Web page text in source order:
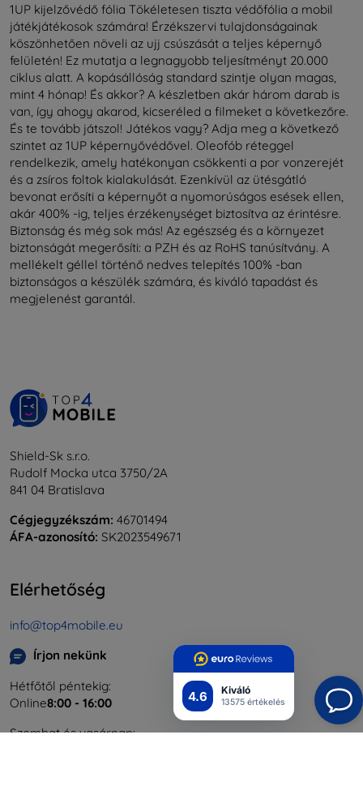
4.6 Kiváló
13575 értékelés
1UP kijelzővédő fólia Tökéletesen tiszta védőfólia a mobil
játékjátékosok számára! Érzékszervi tulajdonságainak
köszönhetően növeli az ujj csúszását a teljes képernyő
felületén! Ez mutatja a legnagyobb teljesítményt 20.000
ciklus alatt. A kopásállóság standard szintje olyan magas,
mint 4 hónap! És akkor? A készletben akár három darab is
van, így ahogy akarod, kicseréled a filmeket a következőre.
És te tovább játszol! Játékos vagy? Adja meg a következő
szintet az 1UP képernyővédővel. Oleofób réteggel
rendelkezik, amely hatékonyan csökkenti a por vonzerejét
és a zsíros foltok kialakulását. Ezenkívül az ütésgátló
bevonat erősíti a képernyőt a nyomorúságos esések ellen,
akár 400% -ig, teljes érzékenységet biztosítva az érintésre.
Biztonság és még sok más! Az egészség és a környezet
biztonságát megerősíti: a PZH és az RoHS tanúsítvány. A
mellékelt géllel történő nedves telepítés 100% -ban
biztonságos a készülék számára, és kiváló tapadást és
megjelenést garantál.
Shield-Sk s.r.o.
Rudolf Mocka utca 3750/2A
841 04 Bratislava
Cégjegyzékszám: 46701494
ÁFA-azonosító: SK2023549671
Elérhetőség
info@top4mobile.eu
Írjon nekünk
Hétfőtől péntekig:
Online8:00 - 16:00
Szombat és vasárnap: